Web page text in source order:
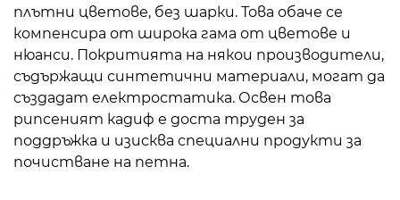
плътни цветове, без шарки. Това обаче се
компенсира от широка гама от цветове и
нюанси. Покритията на някои производители,
съдържащи синтетични материали, могат да
създадат електростатика. Освен това
рипсеният кадиф е доста труден за
поддръжка и изисква специални продукти за
почистване на петна.